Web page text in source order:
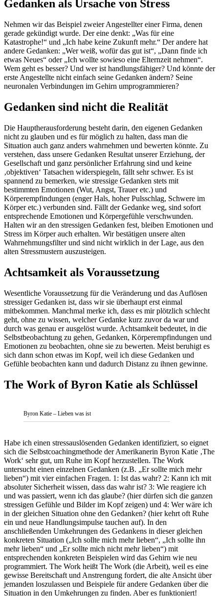
Gedanken als Ursache von Stress
Nehmen wir das Beispiel zweier Angestellter einer Firma, denen
gerade gekündigt wurde. Der eine denkt: „Was für eine
Katastrophe!“ und „Ich habe keine Zukunft mehr.“ Der andere hat
andere Gedanken: „Wer weiß, wofür das gut ist“, „Dann finde ich
etwas Neues“ oder „Ich wollte sowieso eine Elternzeit nehmen“.
Wem geht es besser? Und wer ist handlungsfähiger? Und könnte der
erste Angestellte nicht einfach seine Gedanken ändern? Seine
neuronalen Verbindungen im Gehirn umprogrammieren?
Gedanken sind nicht die Realität
Die Hauptherausforderung besteht darin, den eigenen Gedanken
nicht zu glauben und es für möglich zu halten, dass man die
Situation auch ganz anders wahrnehmen und bewerten könnte. Zu
verstehen, dass unsere Gedanken Resultat unserer Erziehung, der
Gesellschaft und ganz persönlicher Erfahrung sind und keine
‚objektiven‘ Tatsachen widerspiegeln, fällt sehr schwer. Es ist
spannend zu bemerken, wie stressige Gedanken stets mit
bestimmten Emotionen (Wut, Angst, Trauer etc.) und
Körperempfindungen (enger Hals, hoher Pulsschlag, Schwere im
Körper etc.) verbunden sind. Fällt der Gedanke weg, sind sofort
entsprechende Emotionen und Körpergefühle verschwunden.
Halten wir an den stressigen Gedanken fest, bleiben Emotionen und
Stress im Körper auch erhalten. Wir bestätigen unsere alten
Wahrnehmungsfilter und sind nicht wirklich in der Lage, aus den
alten Stressmustern auszusteigen.
Achtsamkeit als Voraussetzung
Wesentliche Voraussetzung für die Veränderung und das Auflösen
stressiger Gedanken ist, dass wir sie überhaupt erst einmal
mitbekommen. Manchmal merke ich, dass es mir plötzlich schlecht
geht, ohne zu wissen, welcher Gedanke kurz zuvor da war und
durch was genau er ausgelöst wurde. Achtsamkeit bedeutet, in die
Selbstbeobachtung zu gehen, Gedanken, Körperempfindungen und
Emotionen zu beobachten, ohne sie zu bewerten. Meist beruhigt es
sich dann schon etwas im Kopf, weil ich diese Gedanken und
Gefühle beobachten kann und dadurch Distanz zu ihnen gewinne.
The Work of Byron Katie als Schlüssel
Byron Katie – Lieben was ist
Habe ich einen stressauslösenden Gedanken identifiziert, so eignet
sich die Selbstcoachingmethode der Amerikanerin Byron Katie ‚The
Work‘ sehr gut, um Ruhe im Kopf herzustellen. The Work
untersucht einen einzelnen Gedanken (z.B. „Er sollte mich mehr
lieben“) mit vier einfachen Fragen. 1: Ist das wahr? 2: Kann ich mit
absoluter Sicherheit wissen, dass das wahr ist? 3: Wie reagiere ich
und was passiert, wenn ich das glaube? (hier dürfen sich die ganzen
stressigen Gefühle und Bilder im Kopf zeigen) und 4: Wer wäre ich
in der gleichen Situation ohne den Gedanken? (hier kehrt oft Ruhe
ein und neue Handlungsimpulse tauchen auf). In den
anschließenden Umkehrungen des Gedankens in dieser gleichen
konkreten Situation („Ich sollte mich mehr lieben“, „Ich sollte ihn
mehr lieben“ und „Er sollte mich nicht mehr lieben“) mit
entsprechenden konkreten Beispielen wird das Gehirn wie neu
programmiert. The Work heißt The Work (die Arbeit), weil es eine
gewisse Bereitschaft und Anstrengung fordert, die alte Ansicht über
jemanden loszulassen und Beispiele für andere Gedanken über die
Situation in den Umkehrungen zu finden. Aber es funktioniert!